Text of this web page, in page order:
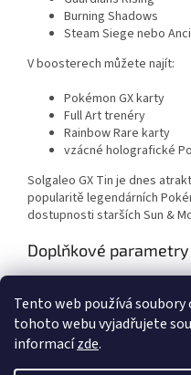
Tento web používá
tohoto webu vyjadřujete
informacízde.
Burning Shadows
Steam Siege nebo
V boosterech můžete najít:
Pokémon GX karty
Full Art trenéry
Rainbow Rare karty
vzácné holografické
Solgaleo GX Tin je dnes
popularitě legendárních
dostupnosti starších Sun &
Doplňkové parametry
Záruka: 2 roky